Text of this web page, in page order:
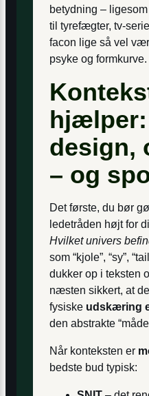
betydning – ligesom
til tyrefægter, tv-
facon lige så vel
psyke og formkurve.
design,
– og
Det første, du bør
ledetråden højt for
Hvilket univers
som “kjole”, “sy”,
dukker op i teksten
næsten sikkert, at
fysiske udskæring
den abstrakte
Når konteksten er
bedste bud typisk: